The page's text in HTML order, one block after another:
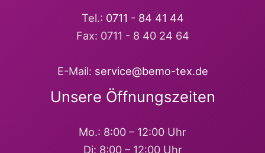
Tel.: 0711 - 84 41 44
Fax: 0711 - 8 40 24 64
E-Mail: service@bemo-tex.de
Unsere Öffnungszeiten
Mo.: 8:00 – 12:00 Uhr
Di: 8:00 – 12:00 Uhr